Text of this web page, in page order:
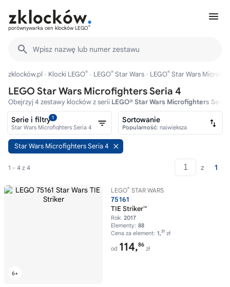
porównywarka cen klocków LEGO®
Wpisz nazwę lub numer zestawu
zklocków.pl Klocki LEGO® LEGO® Star Wars LEGO® Star Wars
LEGO Star Wars Microfighters Seria 4
Obejrzyj 4 zestawy klocków z serii LEGO® Star Wars Microfighters Seria
Star Wars Microfighters Seria 4
1 - 4 z 4 z 1
LEGO® STAR WARS
75161
TIE Striker™
Rok: 2017
Elementy: 88
Cena za element: 1,31 zł
od 114,86
zł
Serie i filtry1
Star Wars Microfighters Seria 4
Sortowanie
Popularność: największa